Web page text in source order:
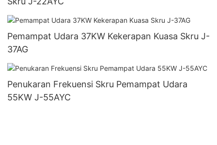
Pemampat Udara 37KW Kekerapan Kuasa Skru J-
37AG
Penukaran Frekuensi Skru Pemampat Udara
55KW J-55AYC